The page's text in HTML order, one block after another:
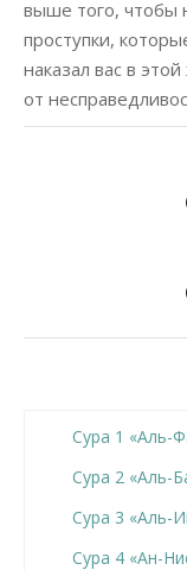
выше того, чтобы
проступки,
наказал вас в
от
Сура 1 «Аль-
Сура 2 «Аль-
Сура 3 «Аль-
Сура 4 «Ан-